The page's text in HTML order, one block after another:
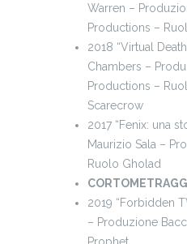
Warren –
Productions –
2018 “Virtual
Chambers –
Productions –
Scarecrow
2017 “Fenix: una
Maurizio Sala –
Ruolo Gholad
CORTOMETRAGGI
2019 “Forbidden
– Produzione
Prophet